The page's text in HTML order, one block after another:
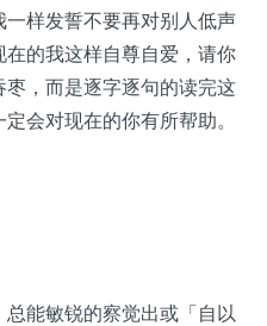
样发誓不要再对别人低声
的我这样自尊自爱，请你
，而是逐字逐句的读完这
会对现在的你有所帮助。
能敏锐的察觉出或「自以